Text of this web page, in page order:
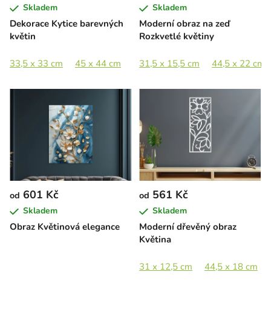
Dekorace Kytice barevných
květin
Skladem
33,5 x 33 cm 45 x 44 cm 65 x 64 cm 89 x 88 cm
Moderní obraz na zeď
Rozkvetlé květiny
Skladem
31,5 x 15,5 cm 44,5 x 22 cm
Obraz Květinová elegance
od 601 Kč
Skladem
Moderní dřevěný obraz
Květina
od 561 Kč
Skladem
31 x 12,5 cm 44,5 x 18 cm